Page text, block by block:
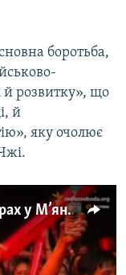
боротьба,
й розвитку», що
й
яку очолює
Прихильники опозиції на виборах у М’янмі оточили офіс демократів на знак підтримки (відео)
available